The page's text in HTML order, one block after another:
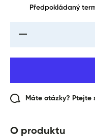
Předpokládaný
I18n Error: Missing
Máte otázky? Ptejte
O produktu